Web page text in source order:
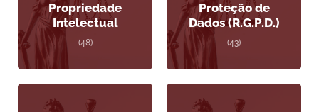
Propriedade
Intelectual
(48)
Proteção de
Dados (R.G.P.D.)
(43)